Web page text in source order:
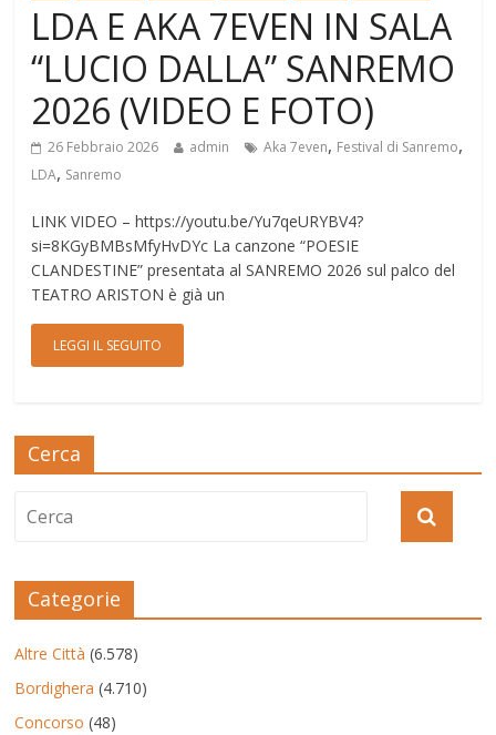
LDA E AKA 7EVEN IN SALA
“LUCIO DALLA” SANREMO
2026 (VIDEO E FOTO)
26 Febbraio 2026 admin Aka 7even, Festival di Sanremo,
LDA, Sanremo
LINK VIDEO – https://youtu.be/Yu7qeURYBV4?
si=8KGyBMBsMfyHvDYc La canzone “POESIE
CLANDESTINE” presentata al SANREMO 2026 sul palco del
TEATRO ARISTON è già un
LEGGI IL SEGUITO
Cerca
Categorie
Altre Città (6.578)
Bordighera (4.710)
Concorso (48)